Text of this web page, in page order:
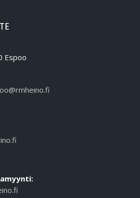
Espoo